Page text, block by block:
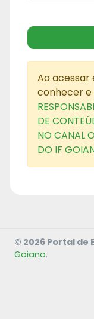
Ao acessar
conhecer
DE
NO CANAL
DO IF
© 2026 Portal de
Goiano.